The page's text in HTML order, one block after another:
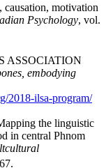
motivation
Psychology, vol.
ASSOCIATION
embodying
2018-ilsa-program/
the linguistic
in central Phnom